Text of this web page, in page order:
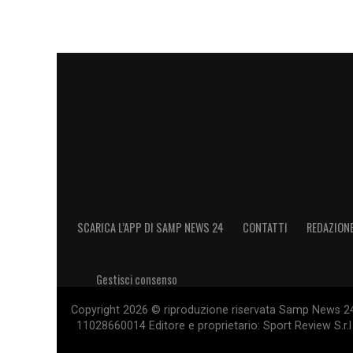
Oliviero e allo staff già in organico».
SCARICA L’APP DI SAMP NEWS 24 CONTATTI
Gestisci consenso
Copyright 2026 © riproduzione riservata Samp News
11028660014 Editore e proprietario: Sport Review